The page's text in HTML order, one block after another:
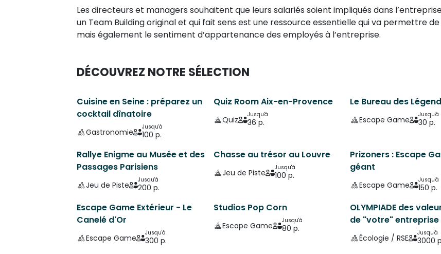
Les directeurs et managers souhaitent que leurs salariés soient impliqués dans
un Team Building original et qui fait sens est une ressource essentielle qui va permettre
mais également le sentiment d’appartenance des employés à l’entreprise.
DÉCOUVREZ NOTRE SÉLECTION
Cuisine en Seine : préparez un
cocktail dînatoire
Gastronomie
Jusqu'à
100 p.
Quiz Room Aix-en-Provence
Quiz
Jusqu'à
36 p.
Le Bureau des
Escape Game
Jusqu'à
30 p.
Rallye Enigme au Musée et des
Passages Parisiens
Jeu de Piste
Jusqu'à
200 p.
Chasse au trésor au Louvre
Jeu de Piste
Jusqu'à
100 p.
Prizoners : Escape
géant
Escape Game
Jusqu'à
150 p.
Escape Game Extérieur - Le
Canelé d'Or
Escape Game
Jusqu'à
300 p.
Studios Pop Corn
Escape Game
Jusqu'à
80 p.
OLYMPIADE des
de "votre" entreprise
Écologie / RSE
Jusqu'à
3000